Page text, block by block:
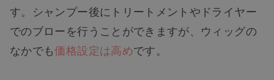
す。シャンプー後にトリートメントやドライヤー
でのブローを行うことができますが、ウィッグの
なかでも価格設定は高めです。